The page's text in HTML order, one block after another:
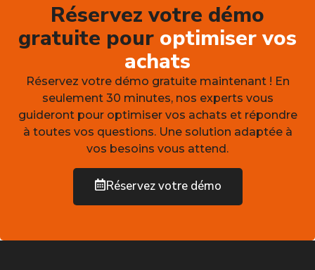
Réservez votre démo
gratuite pour optimiser vos
achats
Réservez votre démo gratuite maintenant ! En
seulement 30 minutes, nos experts vous
guideront pour optimiser vos achats et répondre
à toutes vos questions. Une solution adaptée à
vos besoins vous attend.
Réservez votre démo